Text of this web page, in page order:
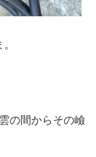
の間からその嶮